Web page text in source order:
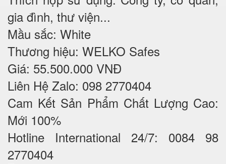
gia đình, thư viện...
Mầu sắc: White
Thương hiệu: WELKO Safes
Giá: 55.500.000 VNĐ
Liên Hệ Zalo: 098 2770404
Cam Kết Sản Phẩm Chất Lượng Cao:
Mới 100%
Hotline International 24/7: 0084 98
2770404